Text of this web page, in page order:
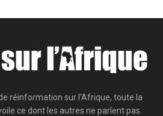
réinformation sur l'Afrique, toute la
ce dont les autres ne parlent pas.